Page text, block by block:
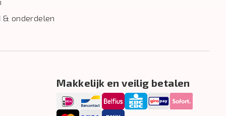
& onderdelen
Makkelijk en veilig betalen